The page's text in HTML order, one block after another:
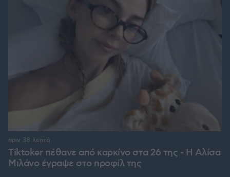
Tiktoker πέθανε από καρκίνο στα 26 της - Η Αλίσα
Μιλάνο έγραψε στο προφίλ της
πριν 38 λεπτά